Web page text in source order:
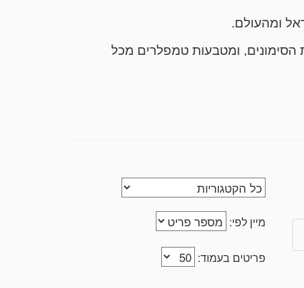
הסימונים, ומטבעות טמפלרים מכל
מיין לפי:
פריטים בעמוד: